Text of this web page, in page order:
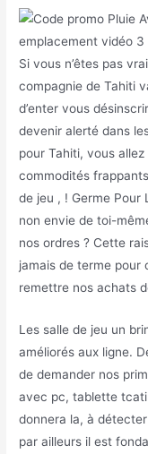
Si vous n’êtes pas
compagnie de Tahiti
d’enter vous
devenir alerté dans
pour Tahiti, vous
commodités
de jeu , ! Germe Pour
non envie de toi-
nos ordres ? Cette
jamais de terme pour
remettre nos achats
Les salle de jeu un
améliorés aux ligne.
de demander nos
avec pc, tablette
donnera la, à
par ailleurs il est